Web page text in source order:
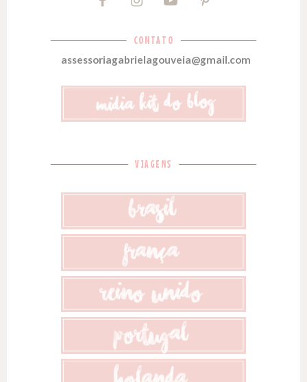
CONTATO
assessoriagabrielagouveia@gmail.com
VIAGENS